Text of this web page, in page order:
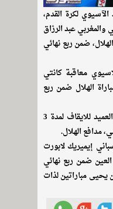
لكرة القدم،
والمغربي عبد الرزاق
ضمن ربع نهائي
معاقبة كانتي
الهلال ضمن ربع
من جانبه تعرض حمدالله مهاجم العميد للايقاف لمدة 3
مدافع الهلال.
إيميريك لابورت
العين ضمن ربع نهائي
يحيى مباراتين لذات